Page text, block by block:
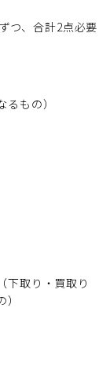
つ、合計2点必要
もの）
下取り・買取り